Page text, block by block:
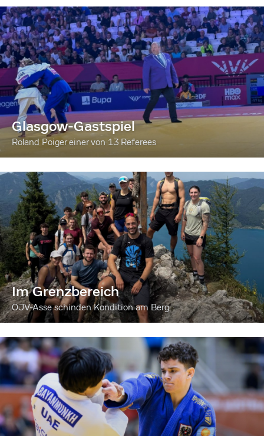
Glasgow-Gastspiel
Roland Poiger einer von 13 Referees
Im Grenzbereich
ÖJV-Asse schinden Kondition am Berg